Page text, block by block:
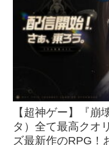
【超神ゲー】『崩
タ）全て最高クオ
ズ最新作のRPG！